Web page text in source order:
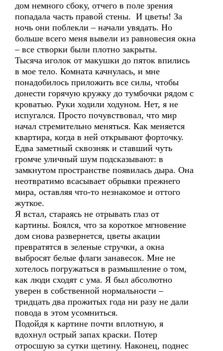
дом немного сбоку, отчего в поле зрения
попадала часть правой стены. И цветы! За
ночь они поблекли – начали увядать. Но
больше всего меня вывели из равновесия окна
– все створки были плотно закрыты.
Тысяча иголок от макушки до пяток впились
в мое тело. Комната качнулась, и мне
понадобилось приложить все силы, чтобы
донести горячую кружку до тумбочки рядом с
кроватью. Руки ходили ходуном. Нет, я не
испугался. Просто почувствовал, что мир
начал стремительно меняться. Как меняется
квартира, когда в ней открывают форточку.
Едва заметный сквозняк и ставший чуть
громче уличный шум подсказывают: в
замкнутом пространстве появилась дыра. Она
неотвратимо всасывает обрывки прежнего
мира, оставляя что-то незнакомое и оттого
жуткое.
Я встал, стараясь не отрывать глаз от
картины. Боялся, что за короткое мгновение
дом снова развернется, цветы акации
превратятся в зеленые стручки, а окна
выбросят белые флаги занавесок. Мне не
хотелось погружаться в размышление о том,
как люди сходят с ума. Я был абсолютно
уверен в собственной нормальности –
тридцать два прожитых года ни разу не дали
повода в этом усомниться.
Подойдя к картине почти вплотную, я
вдохнул острый запах краски. Потер
отросшую за сутки щетину. Наконец, поднес